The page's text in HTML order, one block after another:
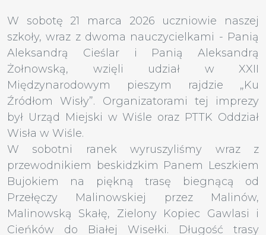
W sobotę 21 marca 2026 uczniowie naszej
szkoły, wraz z dwoma nauczycielkami - Panią
Aleksandrą Cieślar i Panią Aleksandrą
Żołnowską, wzięli udział w XXII
Międzynarodowym pieszym rajdzie „Ku
Źródłom Wisły”. Organizatorami tej imprezy
był Urząd Miejski w Wiśle oraz PTTK Oddział
Wisła w Wiśle.
W sobotni ranek wyruszyliśmy wraz z
przewodnikiem beskidzkim Panem Leszkiem
Bujokiem na piękną trasę biegnącą od
Przełęczy Malinowskiej przez Malinów,
Malinowską Skałę, Zielony Kopiec Gawlasi i
Cieńków do Białej Wisełki. Długość trasy